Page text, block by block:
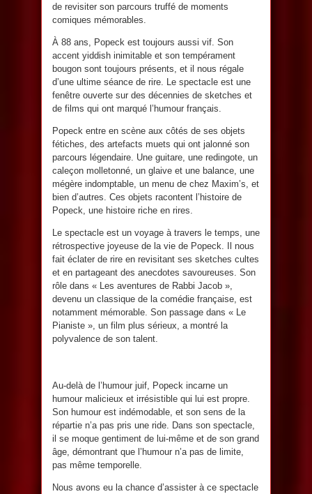
de revisiter son parcours truffé de moments
comiques mémorables.
À 88 ans, Popeck est toujours aussi vif. Son
accent yiddish inimitable et son tempérament
bougon sont toujours présents, et il nous régale
d’une ultime séance de rire. Le spectacle est une
fenêtre ouverte sur des décennies de sketches et
de films qui ont marqué l’humour français.
Popeck entre en scène aux côtés de ses objets
fétiches, des artefacts muets qui ont jalonné son
parcours légendaire. Une guitare, une redingote, un
caleçon molletonné, un glaive et une balance, une
mégère indomptable, un menu de chez Maxim’s, et
bien d’autres. Ces objets racontent l’histoire de
Popeck, une histoire riche en rires.
Le spectacle est un voyage à travers le temps, une
rétrospective joyeuse de la vie de Popeck. Il nous
fait éclater de rire en revisitant ses sketches cultes
et en partageant des anecdotes savoureuses. Son
rôle dans « Les aventures de Rabbi Jacob »,
devenu un classique de la comédie française, est
notamment mémorable. Son passage dans « Le
Pianiste », un film plus sérieux, a montré la
polyvalence de son talent.
Au-delà de l’humour juif, Popeck incarne un
humour malicieux et irrésistible qui lui est propre.
Son humour est indémodable, et son sens de la
répartie n’a pas pris une ride. Dans son spectacle,
il se moque gentiment de lui-même et de son grand
âge, démontrant que l’humour n’a pas de limite,
pas même temporelle.
Nous avons eu la chance d’assister à ce spectacle